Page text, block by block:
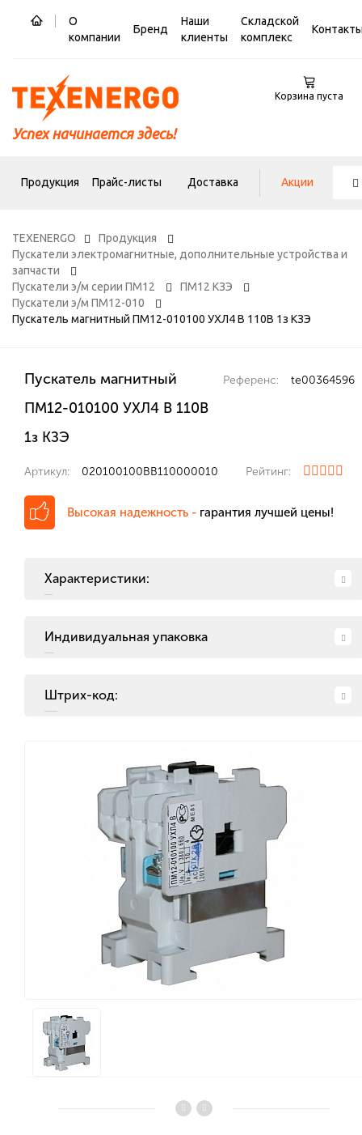
О
компании
Бренд
Наши
клиенты
Складской
комплекс
Успех начинается здесь!
Корзина пуста
Продукция Прайс-листы Доставка Акции
TEXENERGO
Продукция
Пускатели электромагнитные, дополнительные устройства и
запчасти
Пускатели э/м серии ПМ12
ПМ12 КЗЭ
Пускатели э/м ПМ12-010
Пускатель магнитный ПМ12-010100 УХЛ4 В 110В 1з КЗЭ
Пускатель магнитный
ПМ12-010100 УХЛ4 В 110В
1з КЗЭ
Референс: te00364596
Артикул: 020100100ВВ110000010 Рейтинг:
Высокая надежность - гарантия лучшей цены!
Характеристики:
Индивидуальная упаковка
Штрих-код: